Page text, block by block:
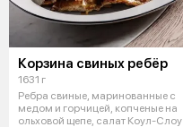
Корзина свиных ребёр
1631 г
Ребра свиные, маринованные с
медом и горчицей, копченые на
ольховой щепе, салат Коул-Слоу